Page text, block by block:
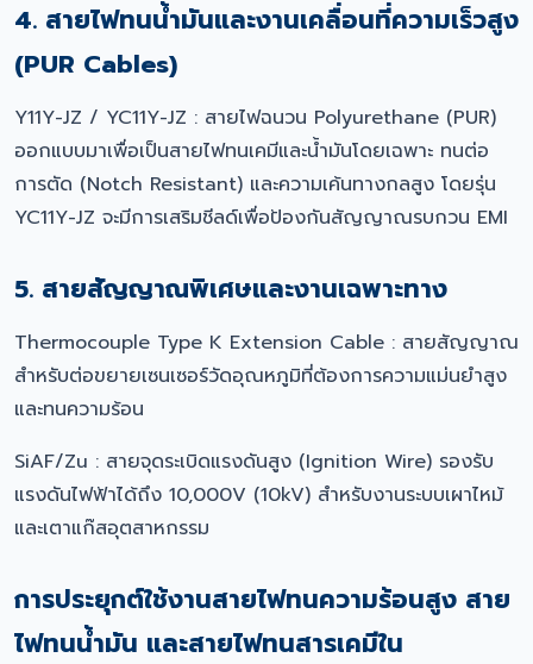
4. สายไฟทนน้ำมันและงานเคลื่อนที่ความเร็วสูง
(PUR Cables)
Y11Y-JZ / YC11Y-JZ : สายไฟฉนวน Polyurethane (PUR)
ออกแบบมาเพื่อเป็นสายไฟทนเคมีและน้ำมันโดยเฉพาะ ทนต่อ
การตัด (Notch Resistant) และความเค้นทางกลสูง โดยรุ่น
YC11Y-JZ จะมีการเสริมชีลด์เพื่อป้องกันสัญญาณรบกวน EMI
5. สายสัญญาณพิเศษและงานเฉพาะทาง
Thermocouple Type K Extension Cable : สายสัญญาณ
สำหรับต่อขยายเซนเซอร์วัดอุณหภูมิที่ต้องการความแม่นยำสูง
และทนความร้อน
SiAF/Zu : สายจุดระเบิดแรงดันสูง (Ignition Wire) รองรับ
แรงดันไฟฟ้าได้ถึง 10,000V (10kV) สำหรับงานระบบเผาไหม้
และเตาแก๊สอุตสาหกรรม
การประยุกต์ใช้งานสายไฟทนความร้อนสูง สาย
ไฟทนน้ำมัน และสายไฟทนสารเคมีใน